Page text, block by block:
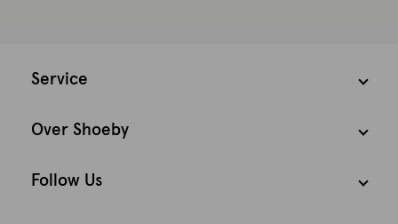
Service
Over Shoeby
Follow Us